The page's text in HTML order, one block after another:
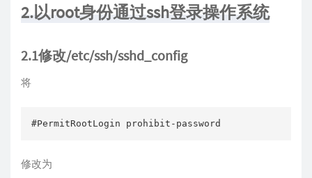
2.以root身份通过ssh登录操作系统
2.1修改/etc/ssh/sshd_config
将
#PermitRootLogin prohibit-password
修改为